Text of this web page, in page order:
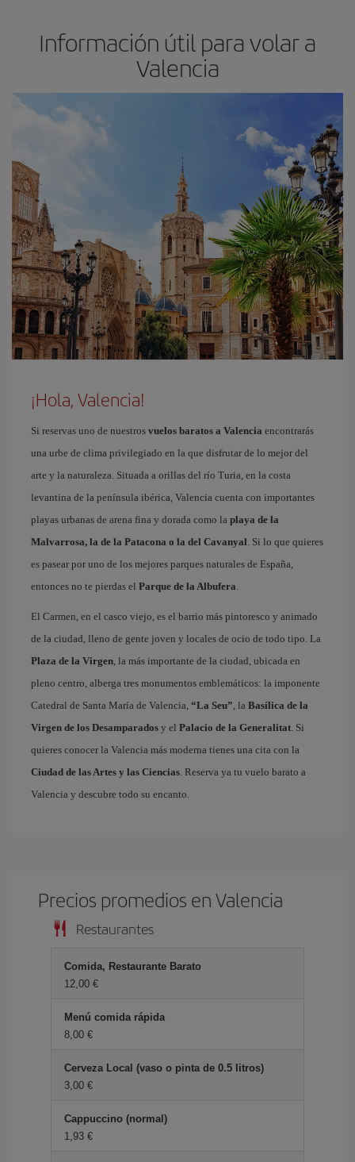
Información útil para volar a
Valencia
¡Hola, Valencia!
Si reservas uno de nuestros vuelos baratos a Valencia encontrarás
una urbe de clima privilegiado en la que disfrutar de lo mejor del
arte y la naturaleza. Situada a orillas del río Turia, en la costa
levantina de la península ibérica, Valencia cuenta con importantes
playas urbanas de arena fina y dorada como la playa de la
Malvarrosa, la de la Patacona o la del Cavanyal. Si lo que quieres
es pasear por uno de los mejores parques naturales de España,
entonces no te pierdas el Parque de la Albufera.
El Carmen, en el casco viejo, es el barrio más pintoresco y animado
de la ciudad, lleno de gente joven y locales de ocio de todo tipo. La
Plaza de la Virgen, la más importante de la ciudad, ubicada en
pleno centro, alberga tres monumentos emblemáticos: la imponente
Catedral de Santa María de Valencia, “La Seu”, la Basílica de la
Virgen de los Desamparados y el Palacio de la Generalitat. Si
quieres conocer la Valencia más moderna tienes una cita con la
Ciudad de las Artes y las Ciencias. Reserva ya tu vuelo barato a
Valencia y descubre todo su encanto.
Precios promedios en Valencia
Restaurantes
Comida, Restaurante Barato
12,00 €
Menú comida rápida
8,00 €
Cerveza Local (vaso o pinta de 0.5 litros)
3,00 €
Cappuccino (normal)
1,93 €